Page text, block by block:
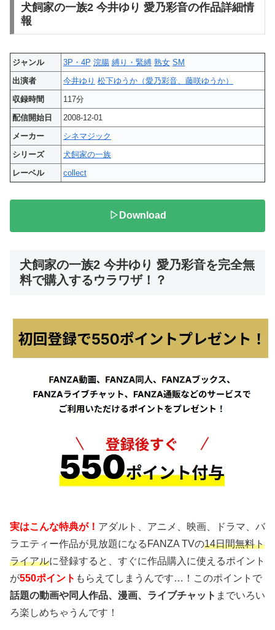
犬飼家の一族2 今井ゆり 愛乃彩音の作品詳細情
報
ジャンル 3P・4P 浣腸 縛り・緊縛 熟女 SM
出演者
今井ゆり 松下ゆうか（愛乃彩音、藤咲ゆうか）
収録時間
117分
配信開始日
2008-12-01
メーカー
シネマジック
シリーズ
犬飼家の一族
レーベル
collect
▷Download
犬飼家の一族2 今井ゆり 愛乃彩音を完全無
料で購入するウラワザ！？
実はこんな特典が！ アダルト、アニメ、映画、ドラマ、バ
ラエティー作品が見放題になるFANZA TVの14日間無料ト
ライアルに登録すると、すぐに作品購入に使えるポイント
が550ポイント もらえてしまうんです…！このポイントで
話題の動画や同人作品、漫画、ライブチャット までいろい
ろ楽しめちゃうんです！